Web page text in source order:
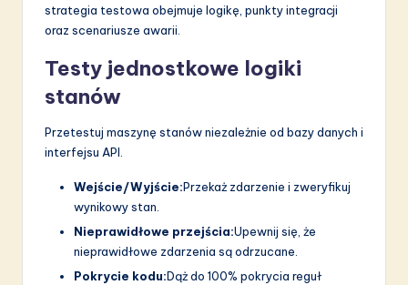
strategia testowa obejmuje logikę, punkty integracji
oraz scenariusze awarii.
Testy jednostkowe logiki
stanów
Przetestuj maszynę stanów niezależnie od bazy danych i
interfejsu API.
Wejście/Wyjście:Przekaż zdarzenie i zweryfikuj
wynikowy stan.
Nieprawidłowe przejścia:Upewnij się, że
nieprawidłowe zdarzenia są odrzucane.
Pokrycie kodu:Dąż do 100% pokrycia reguł